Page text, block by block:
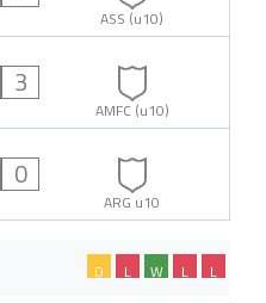
ASS (u10)
3
AMFC (u10)
0
ARG u10
L
L
W
L
D